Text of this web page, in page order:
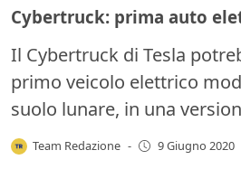
Cybertruck: prima auto
Il Cybertruck di Tesla
primo veicolo elettrico
suolo lunare, in una
Team Redazione - 9 Giugno 2020